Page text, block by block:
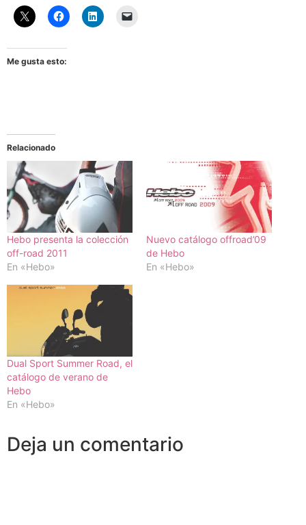
Me gusta esto:
Relacionado
Hebo presenta la colección
off-road 2011
En «Hebo»
Nuevo catálogo offroad’09
de Hebo
En «Hebo»
Dual Sport Summer Road, el
catálogo de verano de
Hebo
En «Hebo»
Deja un comentario